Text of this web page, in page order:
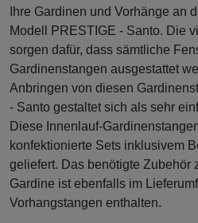
Ihre Gardinen und Vorhänge an
Modell PRESTIGE - Santo. Die
sorgen dafür, dass sämtliche
Gardinenstangen ausgestattet
Anbringen von diesen
- Santo gestaltet sich als sehr
Diese Innenlauf-
konfektionierte Sets inklusivem
geliefert. Das benötigte Zubehör
Gardine ist ebenfalls im
Vorhangstangen enthalten.